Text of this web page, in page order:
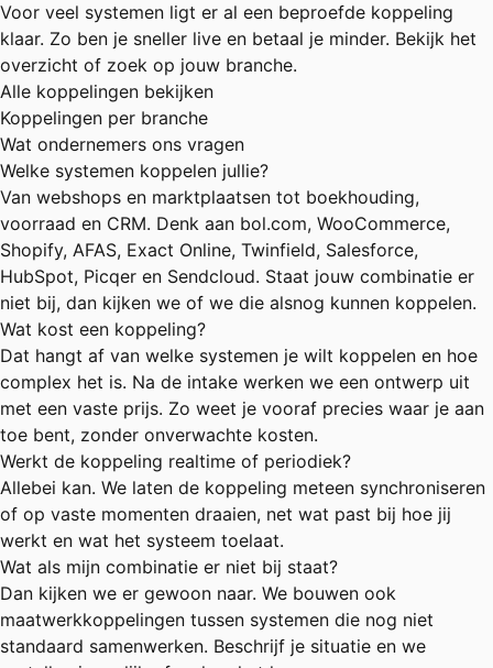
Voor veel systemen ligt er al een beproefde koppeling
klaar. Zo ben je sneller live en betaal je minder. Bekijk het
overzicht of zoek op jouw branche.
Alle koppelingen bekijken
Koppelingen per branche
Wat ondernemers ons vragen
Welke systemen koppelen jullie?
Van webshops en marktplaatsen tot boekhouding,
voorraad en CRM. Denk aan bol.com, WooCommerce,
Shopify, AFAS, Exact Online, Twinfield, Salesforce,
HubSpot, Picqer en Sendcloud. Staat jouw combinatie er
niet bij, dan kijken we of we die alsnog kunnen koppelen.
Wat kost een koppeling?
Dat hangt af van welke systemen je wilt koppelen en hoe
complex het is. Na de intake werken we een ontwerp uit
met een vaste prijs. Zo weet je vooraf precies waar je aan
toe bent, zonder onverwachte kosten.
Werkt de koppeling realtime of periodiek?
Allebei kan. We laten de koppeling meteen synchroniseren
of op vaste momenten draaien, net wat past bij hoe jij
werkt en wat het systeem toelaat.
Wat als mijn combinatie er niet bij staat?
Dan kijken we er gewoon naar. We bouwen ook
maatwerkkoppelingen tussen systemen die nog niet
standaard samenwerken. Beschrijf je situatie en we